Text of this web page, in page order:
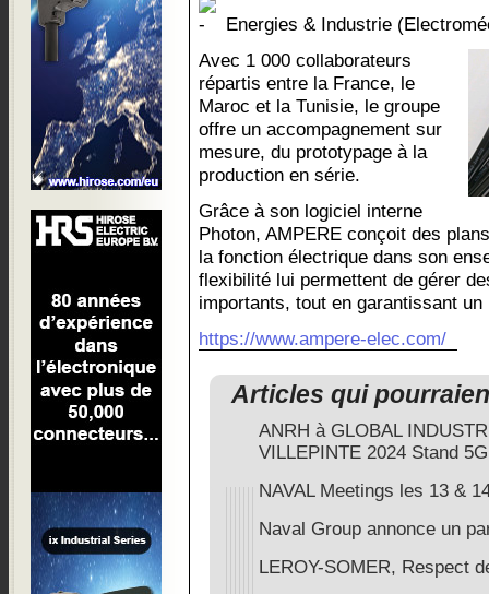
Energies & Industrie
Avec 1 000 collaborateurs
répartis entre la France, le
Maroc et la Tunisie, le groupe
offre un accompagnement sur
mesure, du prototypage à la
production en série.
Grâce à son logiciel interne
Photon, AMPERE conçoit des
la fonction électrique dans son
flexibilité lui permettent de gérer
importants, tout en garantissant un
https://www.ampere-elec.com/
Articles qui
ANRH à GLOBAL
VILLEPINTE 2024 Stand
NAVAL Meetings les 13 &
Naval Group annonce un
LEROY-SOMER, Respect